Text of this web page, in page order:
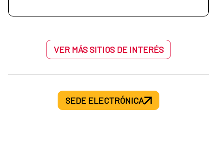
VER MÁS SITIOS DE INTERÉS
SEDE ELECTRÓNICA